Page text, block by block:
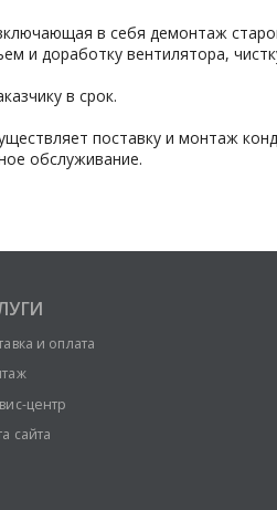
в себя демонтаж
и доработку вентилятора,
в срок.
поставку и монтаж
обслуживание.
и оплата
центр
сайта